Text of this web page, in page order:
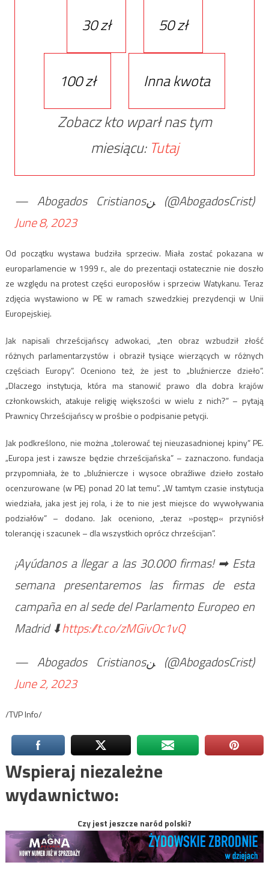
30 zł 50 zł
100 zł
Inna kwota
Zobacz kto wparł nas tym
miesiącu: Tutaj
— Abogados Cristianosﻦ (@AbogadosCrist)
June 8, 2023
Od początku wystawa budziła sprzeciw. Miała zostać pokazana w
europarlamencie w 1999 r., ale do prezentacji ostatecznie nie doszło
ze względu na protest części europosłów i sprzeciw Watykanu. Teraz
zdjęcia wystawiono w PE w ramach szwedzkiej prezydencji w Unii
Europejskiej.
Jak napisali chrześcijańscy adwokaci, „ten obraz wzbudził złość
różnych parlamentarzystów i obraził tysiące wierzących w różnych
częściach Europy”. Oceniono też, że jest to „bluźniercze dzieło”.
„Dlaczego instytucja, która ma stanowić prawo dla dobra krajów
członkowskich, atakuje religię większości w wielu z nich?” – pytają
Prawnicy Chrześcijańscy w prośbie o podpisanie petycji.
Jak podkreślono, nie można „tolerować tej nieuzasadnionej kpiny” PE.
„Europa jest i zawsze będzie chrześcijańska” – zaznaczono. fundacja
przypomniała, że to „bluźniercze i wysoce obraźliwe dzieło zostało
ocenzurowane (w PE) ponad 20 lat temu”. „W tamtym czasie instytucja
wiedziała, jaka jest jej rola, i że to nie jest miejsce do wywoływania
podziałów” – dodano. Jak oceniono, „teraz »postęp« przyniósł
tolerancję i szacunek – dla wszystkich oprócz chrześcijan”.
¡Ayúdanos a llegar a las 30.000 firmas! ➡ Esta
semana presentaremos las firmas de esta
campaña en al sede del Parlamento Europeo en
Madrid ⬇https://t.co/zMGivOc1vQ
— Abogados Cristianosﻦ (@AbogadosCrist)
June 2, 2023
/TVP Info/
Wspieraj niezależne
wydawnictwo:
Czy jest jeszcze naród polski?